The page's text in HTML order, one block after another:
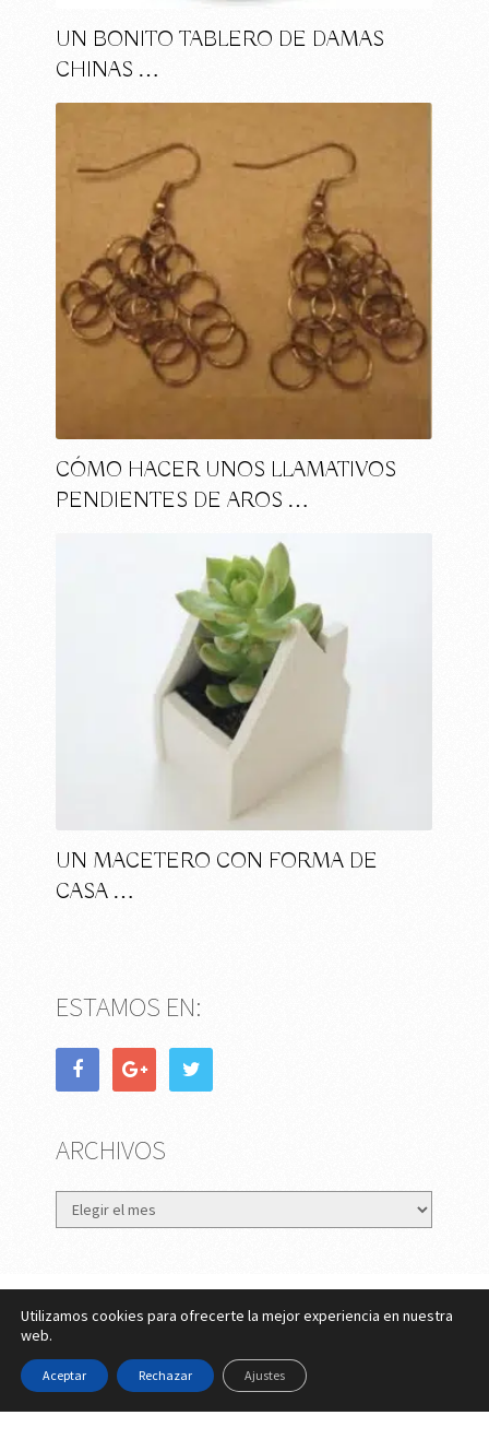
UN BONITO TABLERO DE DAMAS
CHINAS …
CÓMO HACER UNOS LLAMATIVOS
PENDIENTES DE AROS …
UN MACETERO CON FORMA DE
CASA …
ESTAMOS EN:
ARCHIVOS
Archivos
eMujer.com
Copyright © 2026.
Contactar ||Datos Legales y Privacidad
Cookies
Utilizamos cookies para ofrecerte la mejor experiencia en nuestra
web.
Aceptar Rechazar Ajustes